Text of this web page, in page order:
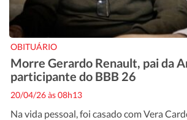
OBITUÁRIO
Morre Gerardo Renault, pai da
participante do BBB 26
20/04/26 às 08h13
Na vida pessoal, foi casado com Vera